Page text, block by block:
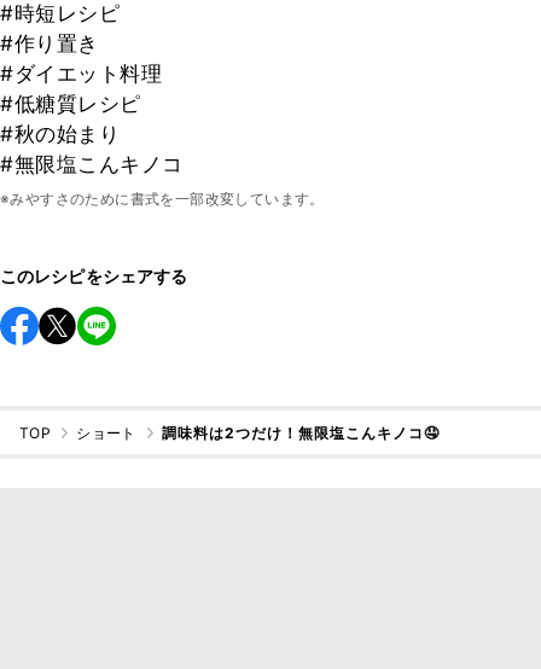
#時短レシピ
#作り置き
#ダイエット料理
#低糖質レシピ
#秋の始まり
#無限塩こんキノコ
※みやすさのために書式を一部改変しています。
このレシピをシェアする
TOP ショート 調味料は2つだけ！無限塩こんキノコ🤤